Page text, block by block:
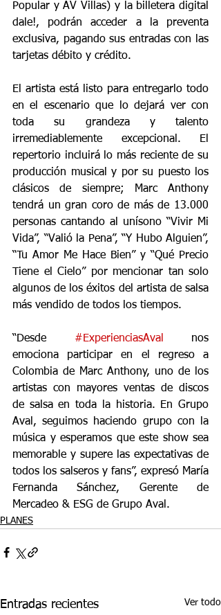
Popular y AV Villas) y la billetera digital
dale!, podrán acceder a la preventa
exclusiva, pagando sus entradas con las
tarjetas débito y crédito.
El artista está listo para entregarlo todo
en el escenario que lo dejará ver con
toda su grandeza y talento
irremediablemente excepcional. El
repertorio incluirá lo más reciente de su
producción musical y por su puesto los
clásicos de siempre; Marc Anthony
tendrá un gran coro de más de 13.000
personas cantando al unísono “Vivir Mi
Vida”, “Valió la Pena”, “Y Hubo Alguien”,
“Tu Amor Me Hace Bien” y “Qué Precio
Tiene el Cielo” por mencionar tan solo
algunos de los éxitos del artista de salsa
más vendido de todos los tiempos.
“Desde #ExperienciasAval
nos
emociona participar en el regreso a
Colombia de Marc Anthony, uno de los
artistas con mayores ventas de discos
de salsa en toda la historia. En Grupo
Aval, seguimos haciendo grupo con la
música y esperamos que este show sea
memorable y supere las expectativas de
todos los salseros y fans”, expresó María
Fernanda Sánchez, Gerente de
Mercadeo & ESG de Grupo Aval.
PLANES
Entradas recientes Ver todo